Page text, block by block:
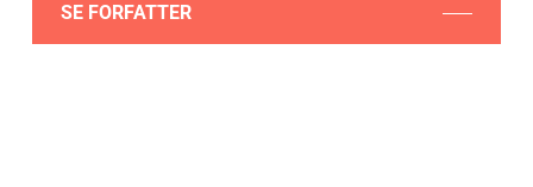
SE FORFATTER